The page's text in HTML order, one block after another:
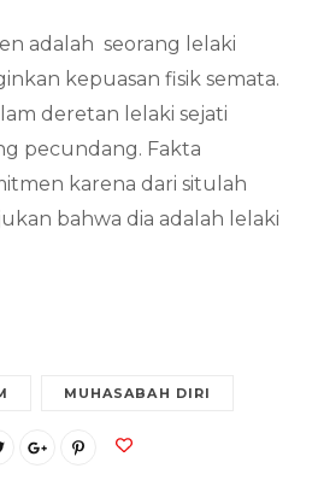
adalah seorang lelaki
kepuasan fisik semata.
deretan lelaki sejati
pecundang. Fakta
karena dari situlah
bahwa dia adalah lelaki
MUHASABAH DIRI